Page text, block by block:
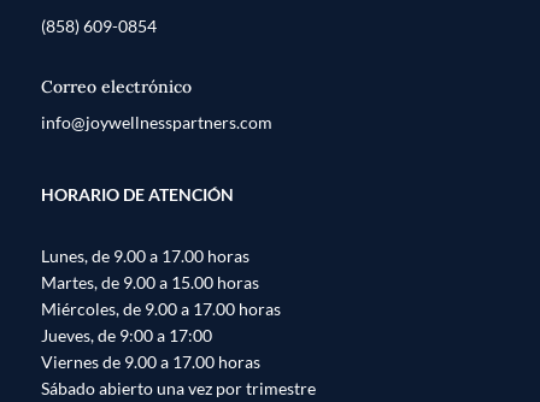
(858) 609-0854
Correo electrónico
info@joywellnesspartners.com
HORARIO DE ATENCIÓN
Lunes, de 9.00 a 17.00 horas
Martes, de 9.00 a 15.00 horas
Miércoles, de 9.00 a 17.00 horas
Jueves, de 9:00 a 17:00
Viernes de 9.00 a 17.00 horas
Sábado abierto una vez por trimestre